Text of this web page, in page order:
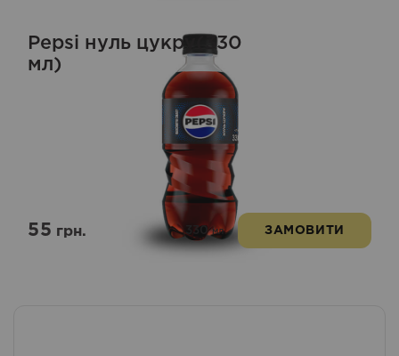
Pepsi нуль цукру(330
мл)
55грн. 330мл ЗАМОВИТИ